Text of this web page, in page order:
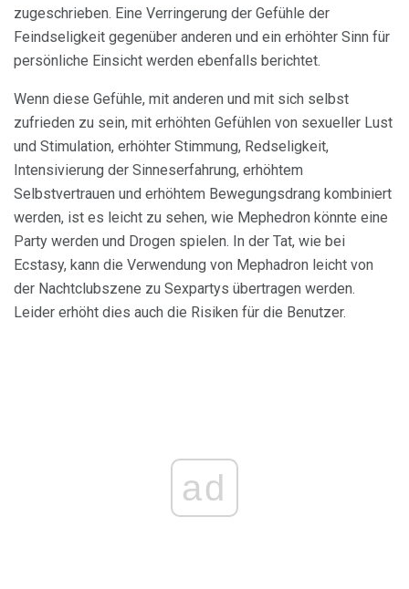
zugeschrieben. Eine Verringerung der Gefühle der
Feindseligkeit gegenüber anderen und ein erhöhter Sinn für
persönliche Einsicht werden ebenfalls berichtet.
Wenn diese Gefühle, mit anderen und mit sich selbst
zufrieden zu sein, mit erhöhten Gefühlen von sexueller Lust
und Stimulation, erhöhter Stimmung, Redseligkeit,
Intensivierung der Sinneserfahrung, erhöhtem
Selbstvertrauen und erhöhtem Bewegungsdrang kombiniert
werden, ist es leicht zu sehen, wie Mephedron könnte eine
Party werden und Drogen spielen. In der Tat, wie bei
Ecstasy, kann die Verwendung von Mephadron leicht von
der Nachtclubszene zu Sexpartys übertragen werden.
Leider erhöht dies auch die Risiken für die Benutzer.
ad